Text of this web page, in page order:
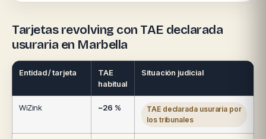
Tarjetas revolving con TAE declarada
usuraria en Marbella
Entidad / tarjeta
TAE
habitual
Situación judicial
WiZink ~26 %
TAE declarada usuraria por
los tribunales